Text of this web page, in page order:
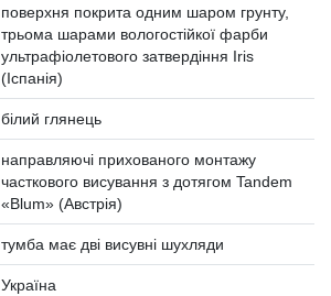
поверхня покрита одним шаром грунту,
трьома шарами вологостійкої фарби
ультрафіолетового затвердіння Iris
(Іспанія)
білий глянець
направляючі прихованого монтажу
часткового висування з дотягом Tandem
«Blum» (Австрія)
тумба має дві висувні шухляди
Україна